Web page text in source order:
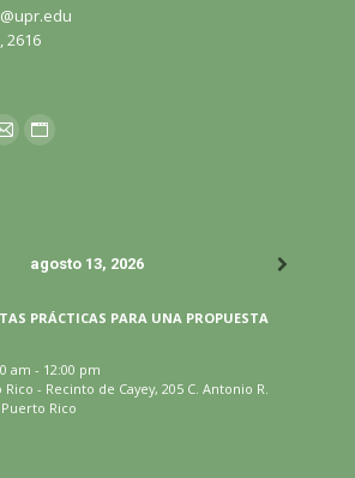
2616
Correo
ventana
nueva
Sitio
abre
una
ventana
nueva
agosto 13, 2026
PRÁCTICAS PARA UNA PROPUESTA
am - 12:00 pm
- Recinto de Cayey, 205 C. Antonio R.
Puerto Rico